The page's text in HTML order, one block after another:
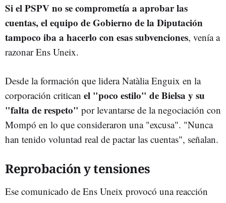
Si el PSPV no se comprometía a aprobar las
cuentas, el equipo de Gobierno de la Diputación
tampoco iba a hacerlo con esas subvenciones, venía a
razonar Ens Uneix.
Desde la formación que lidera Natàlia Enguix en la
corporación critican el "poco estilo" de Bielsa y su
"falta de respeto" por levantarse de la negociación con
Mompó en lo que consideraron una "excusa". "Nunca
han tenido voluntad real de pactar las cuentas", señalan.
Reprobación y tensiones
Ese comunicado de Ens Uneix provocó una reacción